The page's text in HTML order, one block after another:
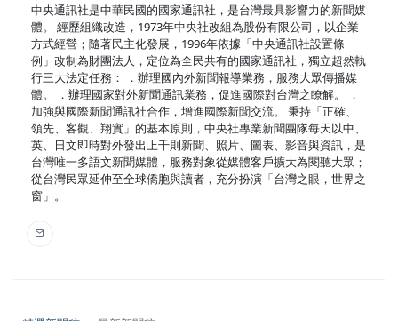
中央通訊社是中華民國的國家通訊社，是台灣最具影響力的新聞媒
體。 經歷組織改造，1973年中央社改組為股份有限公司，以企業
方式經營；隨著民主化發展，1996年依據「中央通訊社設置條
例」改制為財團法人，定位為全民共有的國家通訊社，獨立超然執
行三大法定任務： ．辦理國內外新聞報導業務，服務大眾傳播媒
體。 ．辦理國家對外新聞通訊業務，促進國際對台灣之瞭解。 ．
加強與國際新聞通訊社合作，增進國際新聞交流。 秉持「正確、
領先、客觀、翔實」的基本原則，中央社專業新聞團隊每天以中、
英、日文即時對外發出上千則新聞、照片、圖表、影音與資訊，是
台灣唯一多語文新聞媒體，服務對象從媒體客戶擴大為閱聽大眾；
從台灣民眾延伸至全球僑胞與讀者，充分扮演「台灣之眼，世界之
窗」。